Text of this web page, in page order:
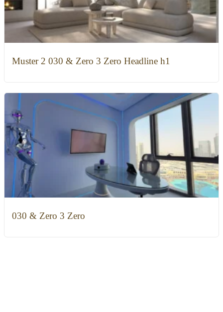
Muster 2 030 & Zero 3 Zero Headline h1
030 & Zero 3 Zero